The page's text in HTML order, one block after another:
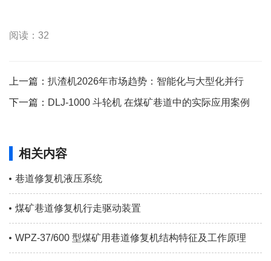
阅读：32
上一篇： 扒渣机2026年市场趋势：智能化与大型化并行
下一篇： DLJ-1000 斗轮机 在煤矿巷道中的实际应用案例
相关内容
巷道修复机液压系统
煤矿巷道修复机行走驱动装置
WPZ-37/600 型煤矿用巷道修复机结构特征及工作原理